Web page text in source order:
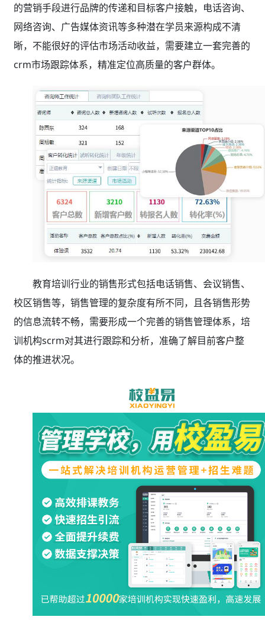
的营销手段进行品牌的传递和目标客户接触，电话咨询、
网络咨询、广告媒体资讯等多种潜在学员来源构成不清
晰，不能很好的评估市场活动收益，需要建立一套完善的
crm市场跟踪体系，精准定位高质量的客户群体。
教育培训行业的销售形式包括电话销售、会议销售、
校区销售等，销售管理的复杂度有所不同，且各销售形势
的信息流转不畅，需要形成一个完善的销售管理体系，培
训机构scrm对其进行跟踪和分析，准确了解目前客户整
体的推进状况。